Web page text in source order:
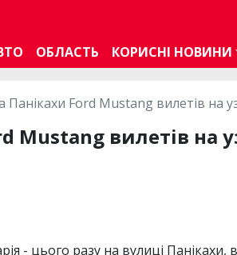
ОБЛАСТЬ КОРИСНІ НОВИНИ
Панікахи Ford Mustang вилетів на
Mustang вилетів на
- цього разу на вулиці